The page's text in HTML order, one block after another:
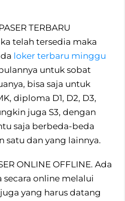
TERBARU
telah tersedia maka
loker terbaru minggu
untuk sobat
bisa saja untuk
diploma D1, D2, D3,
juga S3, dengan
saja berbeda-beda
satu dan yang lainnya.
ONLINE OFFLINE. Ada
online melalui
yang harus datang